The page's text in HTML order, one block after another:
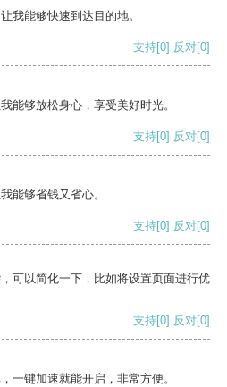
我能够快速到达目的地。
支持[0] 反对[0]
能够放松身心，享受美好时光。
支持[0] 反对[0]
能够省钱又省心。
支持[0] 反对[0]
可以简化一下，比如将设置页面进行优
支持[0] 反对[0]
一键加速就能开启，非常方便。